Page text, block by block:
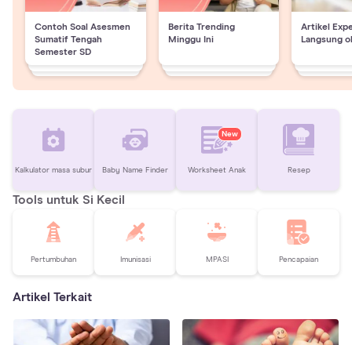
Contoh Soal Asesmen
Sumatif Tengah
Semester SD
Berita Trending
Minggu Ini
Artikel
Langsung
Kalkulator masa subur Baby Name Finder
New
Worksheet Anak Resep
Tools untuk Si Kecil
Pertumbuhan Imunisasi MPASI Pencapaian
Artikel Terkait